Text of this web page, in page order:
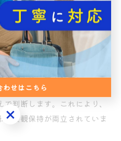
積極的な対策を進めていま
門業者による定期的な樹木診
不可欠です。名古屋市で
屋市緑の基本計画」などの
の生育状況や周辺環境への影
判断します。これにより、
景観保持が両立されていま
わせはこちら
わせはこちら